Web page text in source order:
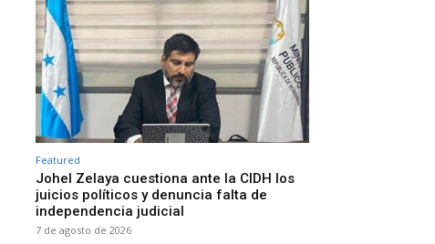
Featured
Johel Zelaya cuestiona ante la CIDH los
juicios políticos y denuncia falta de
independencia judicial
7 de agosto de 2026